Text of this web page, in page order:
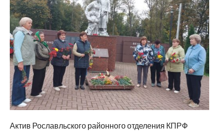
Актив Рославльского районного отделения КПРФ